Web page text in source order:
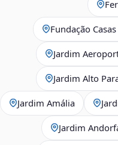
Fundação
Jardim
Jardim Alto
Jardim Amália
Jardim